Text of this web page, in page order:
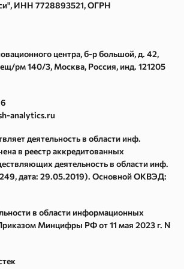
персональных данных
рекламных и информационных
слов Google Adwords
Whois
Webarchive
ИНН 7728893521, ОГРН
центра, б-р большой, д. 42,
рм 140/3, Москва, Россия, инд. 121205
analytics.ru
деятельность в области инф.
в реестр аккредитованных
деятельность в области инф.
дата: 29.05.2019). Основной ОКВЭД:
в области информационных
Минцифры РФ от 11 мая 2023 г. N